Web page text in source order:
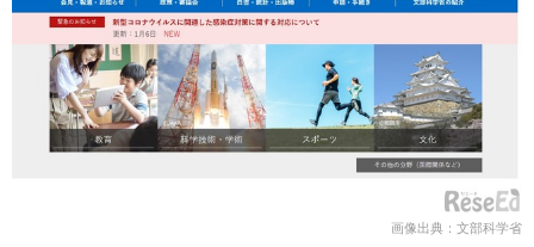
画像出典：文部科学省